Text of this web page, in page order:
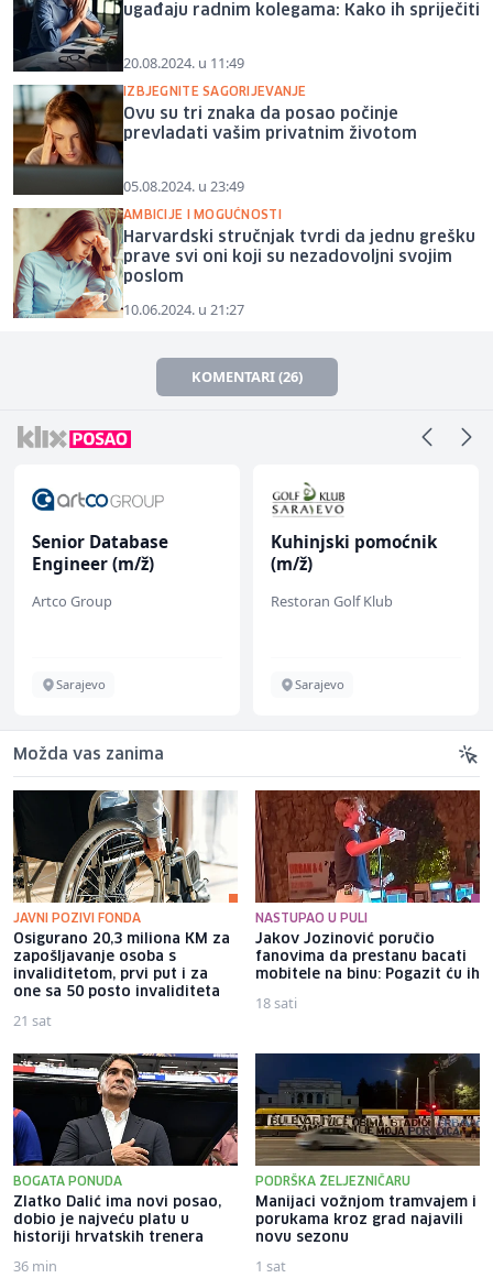
ugađaju radnim kolegama: Kako ih spriječiti
20.08.2024. u 11:49
IZBJEGNITE SAGORIJEVANJE
Ovu su tri znaka da posao počinje
prevladati vašim privatnim životom
05.08.2024. u 23:49
AMBICIJE I MOGUĆNOSTI
Harvardski stručnjak tvrdi da jednu grešku
prave svi oni koji su nezadovoljni svojim
poslom
10.06.2024. u 21:27
KOMENTARI (26)
Senior Database
Engineer (m/ž)
Artco Group
Sarajevo
Kuhinjski pomoćnik
(m/ž)
Restoran Golf Klub
Sarajevo
Možda vas zanima
JAVNI POZIVI FONDA
Osigurano 20,3 miliona KM za
zapošljavanje osoba s
invaliditetom, prvi put i za
one sa 50 posto invaliditeta
21 sat
NASTUPAO U PULI
Jakov Jozinović poručio
fanovima da prestanu bacati
mobitele na binu: Pogazit ću ih
18 sati
BOGATA PONUDA
Zlatko Dalić ima novi posao,
dobio je najveću platu u
historiji hrvatskih trenera
36 min
PODRŠKA ŽELJEZNIČARU
Manijaci vožnjom tramvajem i
porukama kroz grad najavili
novu sezonu
1 sat